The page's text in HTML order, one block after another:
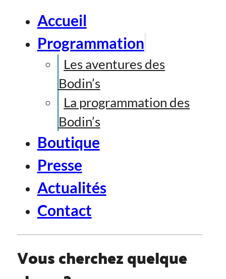
Accueil
Programmation
Les aventures des
Bodin’s
La programmation des
Bodin’s
Boutique
Presse
Actualités
Contact
Vous cherchez quelque